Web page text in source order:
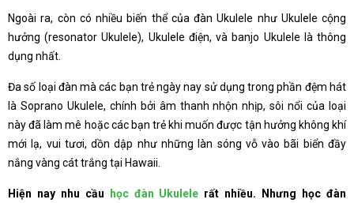
Ngoài ra, còn có nhiều biến thể của đàn Ukulele như Ukulele cộng
hưởng (resonator Ukulele), Ukulele điện, và banjo Ukulele là thông
dụng nhất.
Đa số loại đàn mà các bạn trẻ ngày nay sử dụng trong phần đệm hát
là Soprano Ukulele, chính bởi âm thanh nhộn nhịp, sôi nổi của loại
này đã làm mê hoặc các bạn trẻ khi muốn được tận hưởng không khí
mới lạ, vui tươi, dồn dập như những làn sóng vỗ vào bãi biển đầy
nắng vàng cát trắng tại Hawaii.
Hiện nay nhu cầu học đàn Ukulele rất nhiều. Nhưng học đàn